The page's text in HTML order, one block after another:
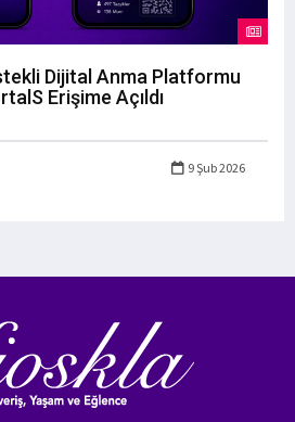
Dijital Anma Platformu
Erişime Açıldı
9 Şub 2026